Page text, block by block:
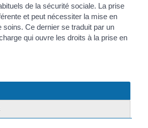
de la sécurité sociale. La prise
et peut nécessiter la mise en
soins. Ce dernier se traduit par un
qui ouvre les droits à la prise en